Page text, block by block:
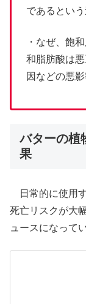
であるという
・なぜ、飽
和脂肪酸は
因などの悪
バターの植
果
日常的に使用
死亡リスクが大
ュースになって